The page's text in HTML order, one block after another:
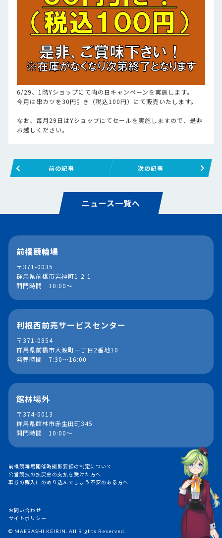
6/29、1階Yショップにて肉の日キャンペーンを実施します。
今月は串カツを30円引き（税込100円）にて販売いたします。
なお、毎月29日はYショップにてセールを実施しますので、是非
お越しください。
前の記事 次の記事
ニュース一覧へ
前橋競輪場
〒371-0035
群馬県前橋市岩神町1-2-1
開門時間 10:00～
利根西前売サービスセンター
〒371-0854
群馬県前橋市大渡町一丁目2番地10
発売時間 7:30～16:00
館林場外
〒374-0013
群馬県館林市赤生田町345
開門時間 10:00～
前橋競輪場開催時撮影要領の制定について
公営競技の払戻金の支払を受けた方へ
車券の購入にのめり込んでしまう不安のある方へ
お問い合わせ
サイトポリシー
© MAEBASHI KEIRIN. All Rights Reserved.